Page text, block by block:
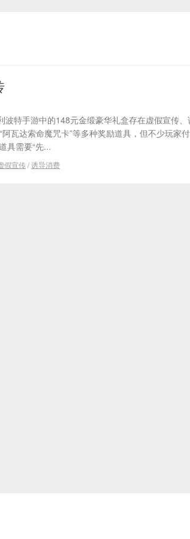
特手游中的148元金缎豪华礼盒存在虚假宣传、
瓦达索命魔咒卡”等多种奖励道具，但不少玩家
具需要“先...
假宣传/诱导消费